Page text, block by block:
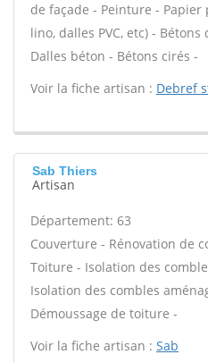
de façade - Peinture -
lino, dalles PVC, etc) -
Dalles béton - Bétons cirés -
Voir la fiche artisan : Debref
Sab Thiers
Artisan
Département: 63
Couverture - Rénovation de
Toiture - Isolation des
Isolation des combles
Démoussage de toiture -
Voir la fiche artisan : Sab